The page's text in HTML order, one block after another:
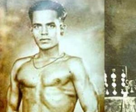
प्रतियोगिता में
जीता, लेकिन परिवार
का दंश
लेखन Neeraj Pandey Feb 16, 2019 05:27
क्या है खबर?